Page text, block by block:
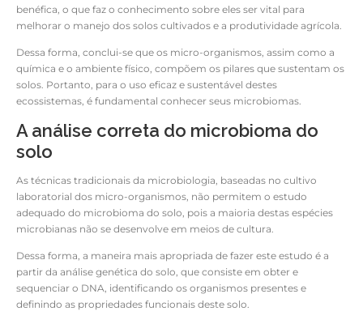
benéfica, o que faz o conhecimento sobre eles ser vital para
melhorar o manejo dos solos cultivados e a produtividade agrícola.
Dessa forma, conclui-se que os micro-organismos, assim como a
química e o ambiente físico, compõem os pilares que sustentam os
solos. Portanto, para o uso eficaz e sustentável destes
ecossistemas, é fundamental conhecer seus microbiomas.
A análise correta do microbioma do
solo
As técnicas tradicionais da microbiologia, baseadas no cultivo
laboratorial dos micro-organismos, não permitem o estudo
adequado do microbioma do solo, pois a maioria destas espécies
microbianas não se desenvolve em meios de cultura.
Dessa forma, a maneira mais apropriada de fazer este estudo é a
partir da análise genética do solo, que consiste em obter e
sequenciar o DNA, identificando os organismos presentes e
definindo as propriedades funcionais deste solo.